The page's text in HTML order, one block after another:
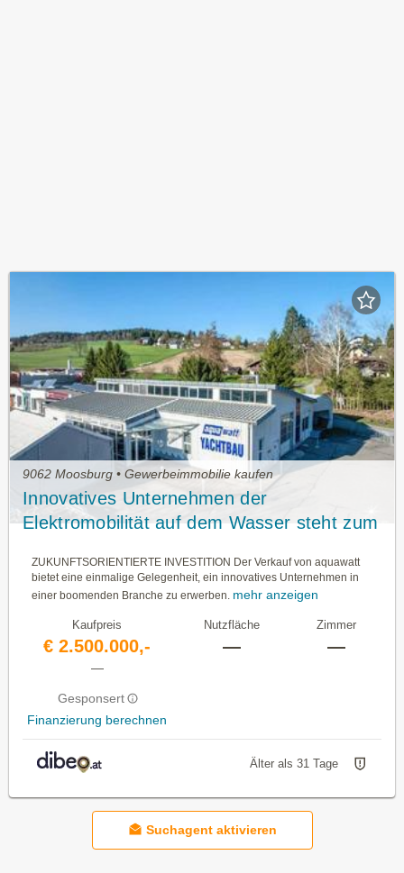
9062 Moosburg • Gewerbeimmobilie kaufen
Innovatives Unternehmen der
Elektromobilität auf dem Wasser steht zum
Investitionschance.
ZUKUNFTSORIENTIERTE INVESTITION Der Verkauf von aquawatt
bietet eine einmalige Gelegenheit, ein innovatives Unternehmen in
einer boomenden Branche zu erwerben. mehr anzeigen
Kaufpreis
€ 2.500.000,-
—
Gesponsert
Finanzierung berechnen
Nutzfläche
—
Zimmer
—
Älter als 31 Tage
Suchagent aktivieren